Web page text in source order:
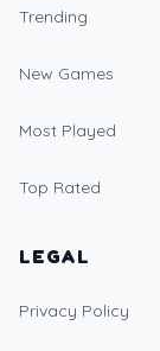
Trending
New Games
Most Played
Top Rated
LEGAL
Privacy Policy